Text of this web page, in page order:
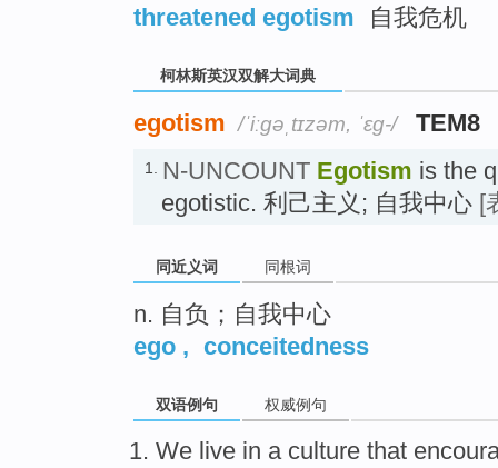
threatened egotism
自我危机
柯林斯英汉双解大词典
egotism /ˈiːɡəˌtɪzəm, ˈɛg-/ TEM8
1. N-UNCOUNT Egotism is the
egotistic. 利己主义; 自我中心 [
同近义词 同根词
n. 自负；自我中心
ego , conceitedness
双语例句 权威例句
We live in a culture that